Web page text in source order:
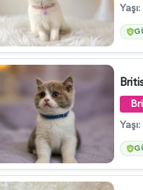
Yaşı:
Yaşı: